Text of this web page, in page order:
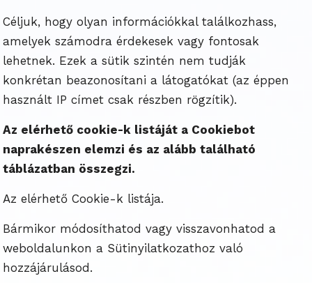
Céljuk, hogy olyan információkkal találkozhass,
amelyek számodra érdekesek vagy fontosak
lehetnek. Ezek a sütik szintén nem tudják
konkrétan beazonosítani a látogatókat (az éppen
használt IP címet csak részben rögzítik).
Az elérhető cookie-k listáját a Cookiebot
naprakészen elemzi és az alább található
táblázatban összegzi.
Az elérhető Cookie-k listája.
Bármikor módosíthatod vagy visszavonhatod a
weboldalunkon a Sütinyilatkozathoz való
hozzájárulásod.